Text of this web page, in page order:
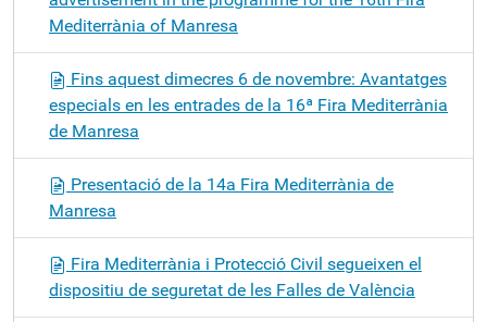
Mediterrània of Manresa
Fins aquest dimecres 6 de novembre: Avantatges
especials en les entrades de la 16ª Fira Mediterrània
de Manresa
Presentació de la 14a Fira Mediterrània de
Manresa
Fira Mediterrània i Protecció Civil segueixen el
dispositiu de seguretat de les Falles de València